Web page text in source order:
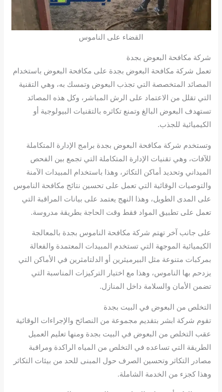
القضاء على الناموس
شركة مكافحة البعوض بجدة
تعمل شركة مكافحة البعوض بجدة على مكافحة البعوض باستخدام
المصائد المتخصصة التي تجذب البعوض وتمسك به، وهي التقنية
التي تقلل من الاعتماد على الرش المباشر، وكل هذه المصائد
تستهدف البعوض البالغ وتمنع تكاثره بالتقنيات البيولوجية أو
الكيميائية للجذب.
وتستخدم شركة مكافحة البعوض بجدة برامج الإدارة المتكاملة
للآفات، وهي تقنيات الإدارة المتكاملة التي تجمع بين الفحص
الميداني وتحديد أماكن التكاثر، وهذا باستخدام المبيدات الآمنة
والتوصيات الوقائية التي تعمل على تحسين نتائج مكافحة الناموس
على المدى الطويل، وهذا النهج يعتمد على بيانات المراقبة التي
تعمل على تطبيق المواد فقط وقت الحاجة بطريقة مدروسة.
على جانب آخر تهتم شركة مكافحة الناموس بجدة بالمعالجة
الكيميائية الموجهة التي تستخدم المبيدات المعتمدة والفعالة
بمركبات متنوعة مثل البيرميثرين أو الدلتامثرين في الأماكن التي
يزدحم بها الناموس، وهذا مع اختيار التركيزات المناسبة التي
تضمن الأمان والسلامة داخل المنازل.
التخلص من البعوض في البيت بجدة
تقوم شركة ابشر بتقديم مجموعة من النصائح والإجراءات الوقائية
عقب التخلص من البعوض في البيت بجدة ومنها تعليم العميل
الطريقة التي تساعده في التخلص من المياه الراكدة ومراقبة
مصادر التكاثر وتحسين الصرف حول المبنى للحد من بيئات التكاثر
وهذا كجزء من الخدمة الشاملة.